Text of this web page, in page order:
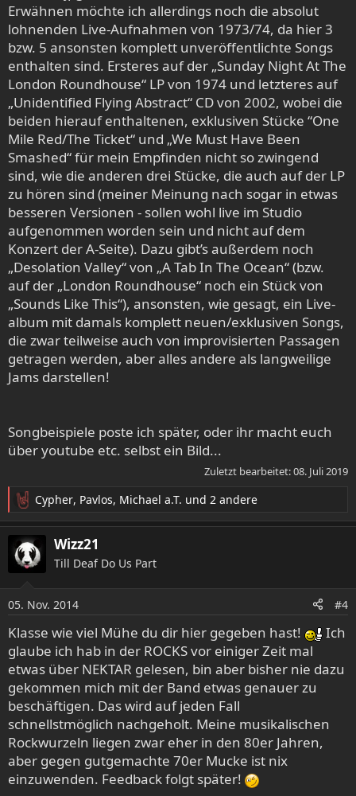
Erwähnen möchte ich allerdings noch die absolut
lohnenden Live-Aufnahmen von 1973/74, da hier 3
bzw. 5 ansonsten komplett unveröffentlichte Songs
enthalten sind. Ersteres auf der „Sunday Night At The
London Roundhouse“ LP von 1974 und letzteres auf
„Unidentified Flying Abstract“ CD von 2002, wobei die
beiden hierauf enthaltenen, exklusiven Stücke “One
Mile Red/The Ticket“ und „We Must Have Been
Smashed“ für mein Empfinden nicht so zwingend
sind, wie die anderen drei Stücke, die auch auf der LP
zu hören sind (meiner Meinung nach sogar in etwas
besseren Versionen - sollen wohl live im Studio
aufgenommen worden sein und nicht auf dem
Konzert der A-Seite). Dazu gibt’s außerdem noch
„Desolation Valley“ von „A Tab In The Ocean“ (bzw.
auf der „London Roundhouse“ noch ein Stück von
„Sounds Like This“), ansonsten, wie gesagt, ein Live-
album mit damals komplett neuen/exklusiven Songs,
die zwar teilweise auch von improvisierten Passagen
getragen werden, aber alles andere als langweilige
Jams darstellen!
Songbeispiele poste ich später, oder ihr macht euch
über youtube etc. selbst ein Bild...
Zuletzt bearbeitet:08. Juli 2019
R
e
a
k
t
n
e
n
:
Cypher, Pavlos, Michael a.T. und 2 andere
Wizz21
Till Deaf Do Us Part
05. Nov. 2014 #4
Klasse wie viel Mühe du dir hier gegeben hast!
Ich
glaube ich hab in der ROCKS vor einiger Zeit mal
etwas über NEKTAR gelesen, bin aber bisher nie dazu
gekommen mich mit der Band etwas genauer zu
beschäftigen. Das wird auf jeden Fall
schnellstmöglich nachgeholt. Meine musikalischen
Rockwurzeln liegen zwar eher in den 80er Jahren,
aber gegen gutgemachte 70er Mucke ist nix
einzuwenden. Feedback folgt später!